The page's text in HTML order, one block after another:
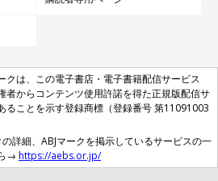
クは、この電子書店・電子書籍配信サービス
者からコンテンツ使用許諾を得た正規版配信サ
ることを示す登録商標（登録番号 第11091003
の詳細、ABJマークを掲示しているサービスの一
→ https://aebs.or.jp/